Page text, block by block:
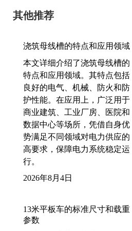
其他推荐
浇筑母线槽的特点和应用领域
本文详细介绍了浇筑母线槽的
特点和应用领域。其特点包括
良好的电气、机械、防火和防
护性能。在应用上，广泛用于
商业建筑、工业厂房、医院和
数据中心等场所，凭借自身优
势满足不同领域对电力供应的
高要求，保障电力系统稳定运
行。
2026年8月4日
13米平板车的标准尺寸和载重
参数